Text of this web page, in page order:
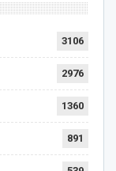
3106
2976
1360
891